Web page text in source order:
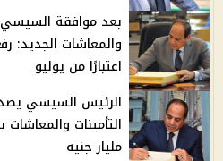
بعد موافقة
اعتبارًا من يوليو
الرئيس السيسي
مليار جنيه